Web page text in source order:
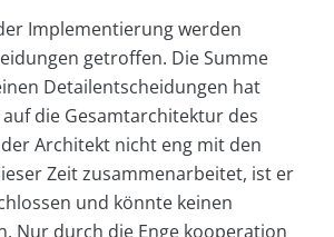
Implementierung werden
getroffen. Die Summe
Detailentscheidungen hat
die Gesamtarchitektur des
Architekt nicht eng mit den
Zeit zusammenarbeitet, ist er
und könnte keinen
Nur durch die Enge kooperation